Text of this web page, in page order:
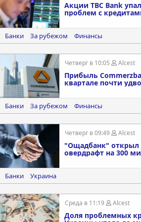
Акции TBC Bank
проблем с
Банки За рубежом Финансы
Прибыль
квартале почти
Четверг в 10:05 Alcest
Банки За рубежом Финансы
"Ощадбанк" открыл
овердрафт на 300
Четверг в 09:49 Alcest
Банки Украина
Доля проблемных
Среда в 11:19 Alcest